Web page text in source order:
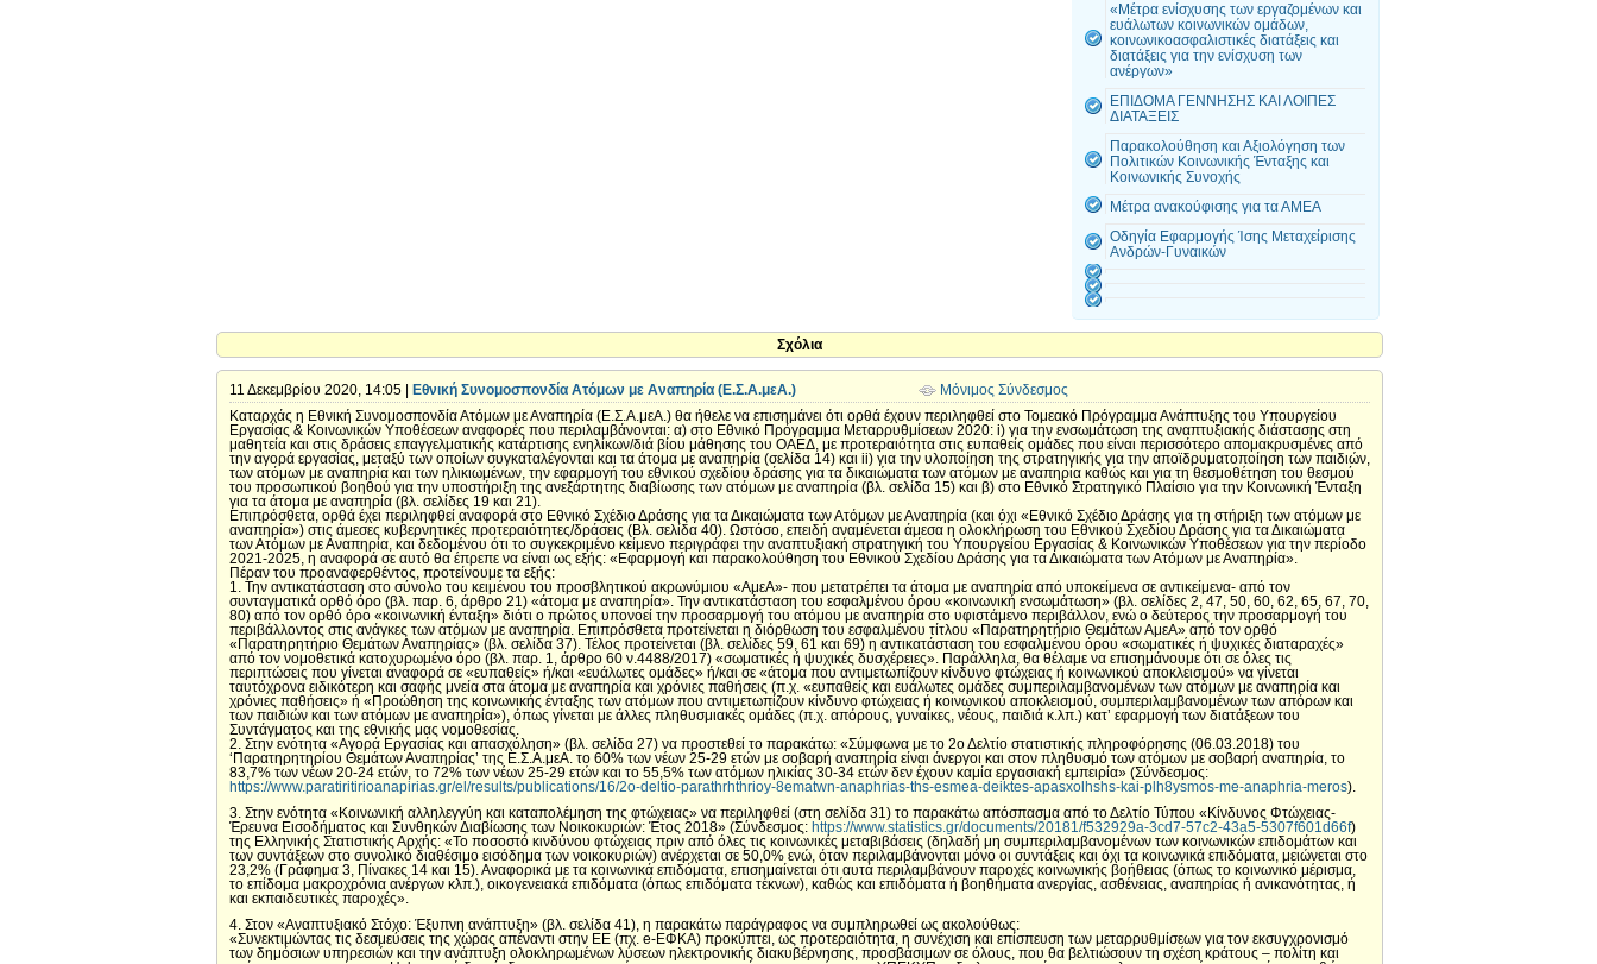
«Μέτρα ενίσχυσης των εργαζομένων και
ευάλωτων κοινωνικών ομάδων,
κοινωνικοασφαλιστικές διατάξεις και
διατάξεις για την ενίσχυση των
ανέργων»
ΕΠΙΔΟΜΑ ΓΕΝΝΗΣΗΣ ΚΑΙ ΛΟΙΠΕΣ
ΔΙΑΤΑΞΕΙΣ
Παρακολούθηση και Αξιολόγηση των
Πολιτικών Κοινωνικής Ένταξης και
Κοινωνικής Συνοχής
Μέτρα ανακούφισης για τα ΑΜΕΑ
Οδηγία Εφαρμογής Ίσης Μεταχείρισης
Ανδρών-Γυναικών
Σχόλια
11 Δεκεμβρίου 2020, 14:05 | Εθνική Συνομοσπονδία Ατόμων με Αναπηρία (Ε.Σ.Α.μεΑ.)
Μόνιμος Σύνδεσμος
Καταρχάς η Εθνική Συνομοσπονδία Ατόμων με Αναπηρία (Ε.Σ.Α.μεΑ.) θα ήθελε να επισημάνει ότι ορθά έχουν περιληφθεί στο Τομεακό Πρόγραμμα Ανάπτυξης του Υπουργείου
Εργασίας & Κοινωνικών Υποθέσεων αναφορές που περιλαμβάνονται: α) στο Εθνικό Πρόγραμμα Μεταρρυθμίσεων 2020: i) για την ενσωμάτωση της αναπτυξιακής διάστασης στη
μαθητεία και στις δράσεις επαγγελματικής κατάρτισης ενηλίκων/διά βίου μάθησης του ΟΑΕΔ, με προτεραιότητα στις ευπαθείς ομάδες που είναι περισσότερο απομακρυσμένες από
την αγορά εργασίας, μεταξύ των οποίων συγκαταλέγονται και τα άτομα με αναπηρία (σελίδα 14) και ii) για την υλοποίηση της στρατηγικής για την αποϊδρυματοποίηση των παιδιών,
των ατόμων με αναπηρία και των ηλικιωμένων, την εφαρμογή του εθνικού σχεδίου δράσης για τα δικαιώματα των ατόμων με αναπηρία καθώς και για τη θεσμοθέτηση του θεσμού
του προσωπικού βοηθού για την υποστήριξη της ανεξάρτητης διαβίωσης των ατόμων με αναπηρία (βλ. σελίδα 15) και β) στο Εθνικό Στρατηγικό Πλαίσιο για την Κοινωνική Ένταξη
για τα άτομα με αναπηρία (βλ. σελίδες 19 και 21).
Επιπρόσθετα, ορθά έχει περιληφθεί αναφορά στο Εθνικό Σχέδιο Δράσης για τα Δικαιώματα των Ατόμων με Αναπηρία (και όχι «Εθνικό Σχέδιο Δράσης για τη στήριξη των ατόμων με
αναπηρία») στις άμεσες κυβερνητικές προτεραιότητες/δράσεις (Βλ. σελίδα 40). Ωστόσο, επειδή αναμένεται άμεσα η ολοκλήρωση του Εθνικού Σχεδίου Δράσης για τα Δικαιώματα
των Ατόμων με Αναπηρία, και δεδομένου ότι το συγκεκριμένο κείμενο περιγράφει την αναπτυξιακή στρατηγική του Υπουργείου Εργασίας & Κοινωνικών Υποθέσεων για την περίοδο
2021-2025, η αναφορά σε αυτό θα έπρεπε να είναι ως εξής: «Εφαρμογή και παρακολούθηση του Εθνικού Σχεδίου Δράσης για τα Δικαιώματα των Ατόμων με Αναπηρία».
Πέραν του προαναφερθέντος, προτείνουμε τα εξής:
1. Την αντικατάσταση στο σύνολο του κειμένου του προσβλητικού ακρωνύμιου «ΑμεΑ»- που μετατρέπει τα άτομα με αναπηρία από υποκείμενα σε αντικείμενα- από τον
συνταγματικά ορθό όρο (βλ. παρ. 6, άρθρο 21) «άτομα με αναπηρία». Την αντικατάσταση του εσφαλμένου όρου «κοινωνική ενσωμάτωση» (βλ. σελίδες 2, 47, 50, 60, 62, 65, 67, 70,
80) από τον ορθό όρο «κοινωνική ένταξη» διότι ο πρώτος υπονοεί την προσαρμογή του ατόμου με αναπηρία στο υφιστάμενο περιβάλλον, ενώ ο δεύτερος την προσαρμογή του
περιβάλλοντος στις ανάγκες των ατόμων με αναπηρία. Επιπρόσθετα προτείνεται η διόρθωση του εσφαλμένου τίτλου «Παρατηρητήριο Θεμάτων ΑμεΑ» από τον ορθό
«Παρατηρητήριο Θεμάτων Αναπηρίας» (βλ. σελίδα 37). Τέλος προτείνεται (βλ. σελίδες 59, 61 και 69) η αντικατάσταση του εσφαλμένου όρου «σωματικές ή ψυχικές διαταραχές»
από τον νομοθετικά κατοχυρωμένο όρο (βλ. παρ. 1, άρθρο 60 ν.4488/2017) «σωματικές ή ψυχικές δυσχέρειες». Παράλληλα, θα θέλαμε να επισημάνουμε ότι σε όλες τις
περιπτώσεις που γίνεται αναφορά σε «ευπαθείς» ή/και «ευάλωτες ομάδες» ή/και σε «άτομα που αντιμετωπίζουν κίνδυνο φτώχειας ή κοινωνικού αποκλεισμού» να γίνεται
ταυτόχρονα ειδικότερη και σαφής μνεία στα άτομα με αναπηρία και χρόνιες παθήσεις (π.χ. «ευπαθείς και ευάλωτες ομάδες συμπεριλαμβανομένων των ατόμων με αναπηρία και
χρόνιες παθήσεις» ή «Προώθηση της κοινωνικής ένταξης των ατόμων που αντιμετωπίζουν κίνδυνο φτώχειας ή κοινωνικού αποκλεισμού, συμπεριλαμβανομένων των απόρων και
των παιδιών και των ατόμων με αναπηρία»), όπως γίνεται με άλλες πληθυσμιακές ομάδες (π.χ. απόρους, γυναίκες, νέους, παιδιά κ.λπ.) κατ’ εφαρμογή των διατάξεων του
Συντάγματος και της εθνικής μας νομοθεσίας.
2. Στην ενότητα «Αγορά Εργασίας και απασχόληση» (βλ. σελίδα 27) να προστεθεί το παρακάτω: «Σύμφωνα με το 2ο Δελτίο στατιστικής πληροφόρησης (06.03.2018) του
‘Παρατηρητηρίου Θεμάτων Αναπηρίας’ της Ε.Σ.Α.μεΑ. το 60% των νέων 25-29 ετών με σοβαρή αναπηρία είναι άνεργοι και στον πληθυσμό των ατόμων με σοβαρή αναπηρία, το
83,7% των νέων 20-24 ετών, το 72% των νέων 25-29 ετών και το 55,5% των ατόμων ηλικίας 30-34 ετών δεν έχουν καμία εργασιακή εμπειρία» (Σύνδεσμος:
https://www.paratiritirioanapirias.gr/el/results/publications/16/2o-deltio-parathrhthrioy-8ematwn-anaphrias-ths-esmea-deiktes-apasxolhshs-kai-plh8ysmos-me-anaphria-meros).
3. Στην ενότητα «Κοινωνική αλληλεγγύη και καταπολέμηση της φτώχειας» να περιληφθεί (στη σελίδα 31) το παρακάτω απόσπασμα από το Δελτίο Τύπου «Κίνδυνος Φτώχειας-
Έρευνα Εισοδήματος και Συνθηκών Διαβίωσης των Νοικοκυριών: Έτος 2018» (Σύνδεσμος: https://www.statistics.gr/documents/20181/f532929a-3cd7-57c2-43a5-5307f601d66f)
της Ελληνικής Στατιστικής Αρχής: «Το ποσοστό κινδύνου φτώχειας πριν από όλες τις κοινωνικές μεταβιβάσεις (δηλαδή μη συμπεριλαμβανομένων των κοινωνικών επιδομάτων και
των συντάξεων στο συνολικό διαθέσιμο εισόδημα των νοικοκυριών) ανέρχεται σε 50,0% ενώ, όταν περιλαμβάνονται μόνο οι συντάξεις και όχι τα κοινωνικά επιδόματα, μειώνεται στο
23,2% (Γράφημα 3, Πίνακες 14 και 15). Αναφορικά με τα κοινωνικά επιδόματα, επισημαίνεται ότι αυτά περιλαμβάνουν παροχές κοινωνικής βοήθειας (όπως το κοινωνικό μέρισμα,
το επίδομα μακροχρόνια ανέργων κλπ.), οικογενειακά επιδόματα (όπως επιδόματα τέκνων), καθώς και επιδόματα ή βοηθήματα ανεργίας, ασθένειας, αναπηρίας ή ανικανότητας, ή
και εκπαιδευτικές παροχές».
4. Στον «Αναπτυξιακό Στόχο: Έξυπνη ανάπτυξη» (βλ. σελίδα 41), η παρακάτω παράγραφος να συμπληρωθεί ως ακολούθως:
«Συνεκτιμώντας τις δεσμεύσεις της χώρας απέναντι στην ΕΕ (πχ. e-EΦKA) προκύπτει, ως προτεραιότητα, η συνέχιση και επίσπευση των μεταρρυθμίσεων για τον εκσυγχρονισμό
των δημόσιων υπηρεσιών και την ανάπτυξη ολοκληρωμένων λύσεων ηλεκτρονικής διακυβέρνησης, προσβάσιμων σε όλους, που θα βελτιώσουν τη σχέση κράτους – πολίτη και